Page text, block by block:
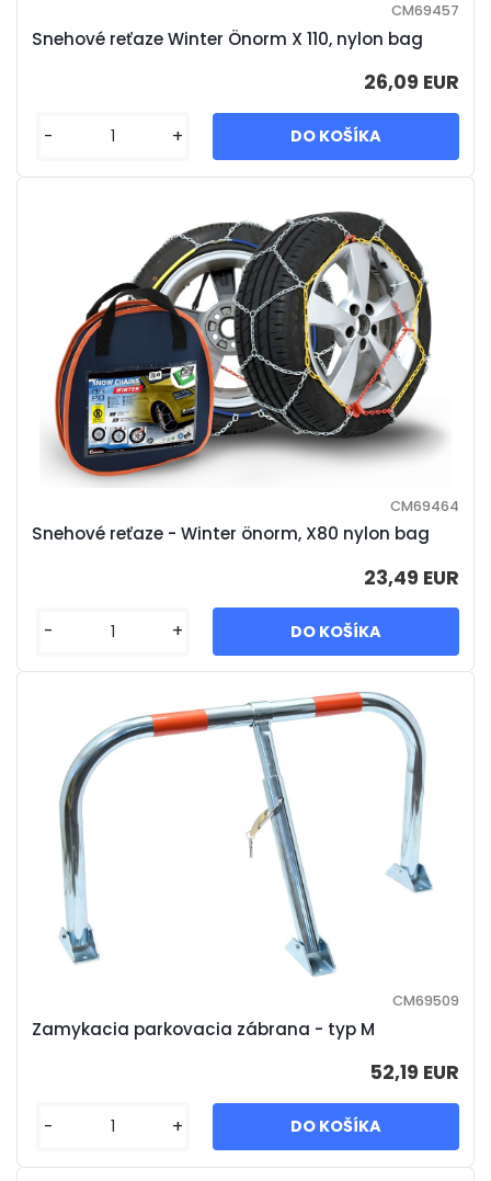
Snehové reťaze Winter Önorm X 110, nylon bag
CM69457
26,09 EUR
- +
Snehové reťaze - Winter önorm, X80 nylon bag
CM69464
23,49 EUR
- +
Zamykacia parkovacia zábrana - typ M
CM69509
52,19 EUR
- +